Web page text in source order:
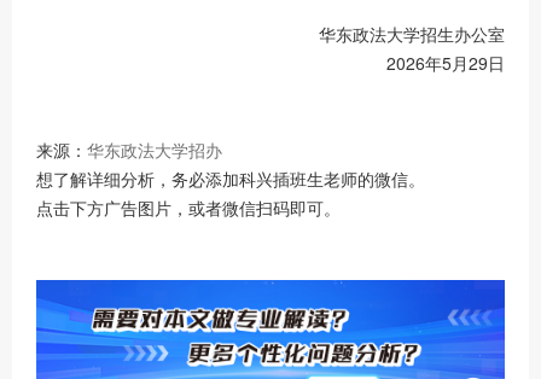
华东政法大学招生办公室
2026年5月29日
来源： 华东政法大学招办
想了解详细分析，务必添加科兴插班生老师的微信。
点击下方广告图片，或者微信扫码即可。